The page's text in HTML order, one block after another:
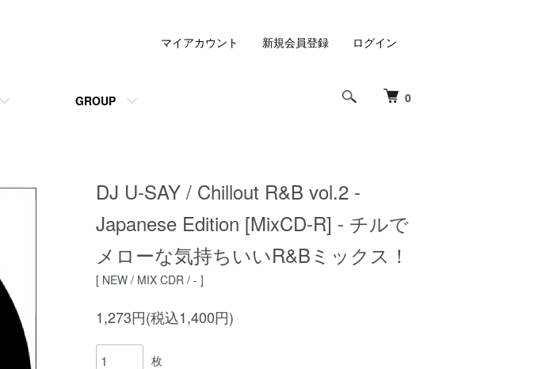
0
GROUP
マイアカウント 新規会員登録 ログイン
DJ U-SAY / Chillout R&B vol.2 -
Japanese Edition [MixCD-R] - チルで
メローな気持ちいいR&Bミックス！
[ NEW / MIX CDR / - ]
1,273円(税込1,400円)
枚